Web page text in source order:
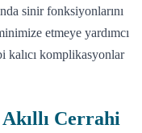
sinir fonksiyonlarını
etmeye yardımcı
kalıcı komplikasyonlar
Cerrahi